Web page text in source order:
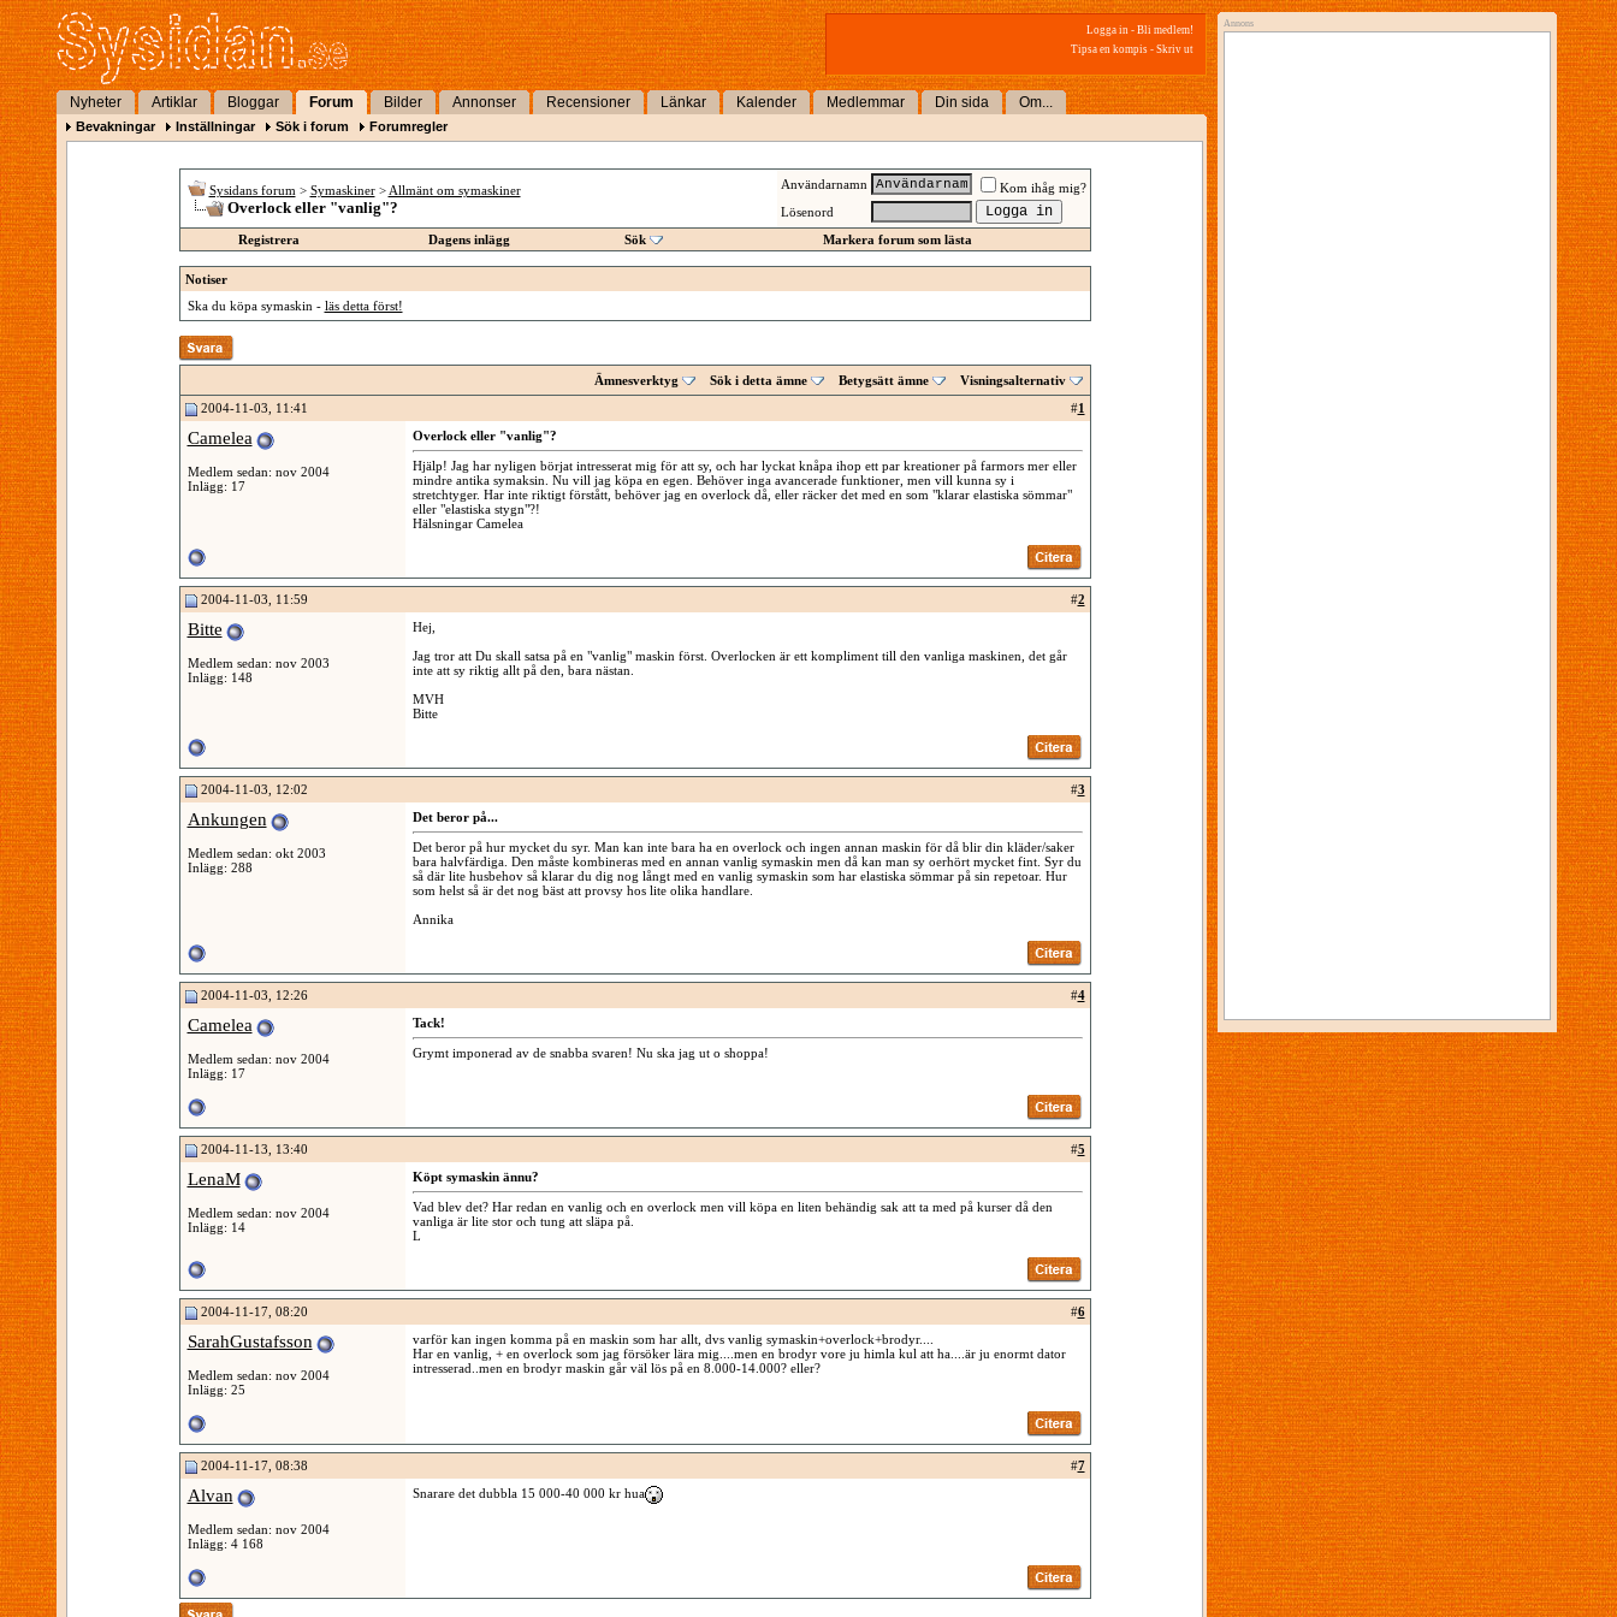
Logga in - Bli medlem!
Tipsa en kompis - Skriv ut
Nyheter Artiklar Bloggar Forum Bilder Annonser Recensioner Länkar Kalender Medlemmar Din sida Om...
Bevakningar Inställningar Sök i forum Forumregler
Sysidans forum > Symaskiner > Allmänt om symaskiner
Overlock eller "vanlig"?
Användarnamn
Kom ihåg mig?
Lösenord
Registrera
Dagens inlägg Sök Markera forum som lästa
Notiser
Ska du köpa symaskin - läs detta först!
Ämnesverktyg Sök i detta ämne Betygsätt ämne
Visningsalternativ
2004-11-03, 11:41
#1
Camelea
Medlem sedan: nov 2004
Inlägg: 17
Overlock eller "vanlig"?
Hjälp! Jag har nyligen börjat intresserat mig för att sy, och har lyckat knåpa ihop ett par kreationer på farmors mer eller
mindre antika symaksin. Nu vill jag köpa en egen. Behöver inga avancerade funktioner, men vill kunna sy i
stretchtyger. Har inte riktigt förstått, behöver jag en overlock då, eller räcker det med en som "klarar elastiska sömmar"
eller "elastiska stygn"?!
Hälsningar Camelea
2004-11-03, 11:59 #2
Bitte
Medlem sedan: nov 2003
Inlägg: 148
Hej,
Jag tror att Du skall satsa på en "vanlig" maskin först. Overlocken är ett kompliment till den vanliga maskinen, det går
inte att sy riktig allt på den, bara nästan.
MVH
Bitte
2004-11-03, 12:02 #3
Ankungen
Medlem sedan: okt 2003
Inlägg: 288
Det beror på...
Det beror på hur mycket du syr. Man kan inte bara ha en overlock och ingen annan maskin för då blir din kläder/saker
bara halvfärdiga. Den måste kombineras med en annan vanlig symaskin men då kan man sy oerhört mycket fint. Syr du
så där lite husbehov så klarar du dig nog långt med en vanlig symaskin som har elastiska sömmar på sin repetoar. Hur
som helst så är det nog bäst att provsy hos lite olika handlare.
Annika
2004-11-03, 12:26 #4
Camelea
Medlem sedan: nov 2004
Inlägg: 17
Tack!
Grymt imponerad av de snabba svaren! Nu ska jag ut o shoppa!
2004-11-13, 13:40 #5
LenaM
Medlem sedan: nov 2004
Inlägg: 14
Köpt symaskin ännu?
Vad blev det? Har redan en vanlig och en overlock men vill köpa en liten behändig sak att ta med på kurser då den
vanliga är lite stor och tung att släpa på.
L
2004-11-17, 08:20 #6
SarahGustafsson
Medlem sedan: nov 2004
Inlägg: 25
varför kan ingen komma på en maskin som har allt, dvs vanlig symaskin+overlock+brodyr....
Har en vanlig, + en overlock som jag försöker lära mig....men en brodyr vore ju himla kul att ha....är ju enormt dator
intresserad..men en brodyr maskin går väl lös på en 8.000-14.000? eller?
2004-11-17, 08:38 #7
Alvan
Medlem sedan: nov 2004
Inlägg: 4 168
Snarare det dubbla 15 000-40 000 kr hua
Annons